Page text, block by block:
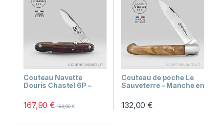
Couteau Navette
Douris Chastel 6P –
167,90€ 182,00€
Couteau de poche Le
Sauveterre – Manche en
132,00€